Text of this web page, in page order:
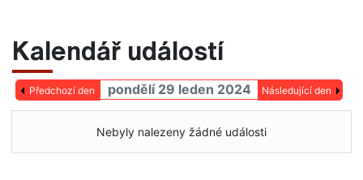
Kalendář událostí
Předchozí den pondělí 29 leden 2024 Následující den
Nebyly nalezeny žádné události